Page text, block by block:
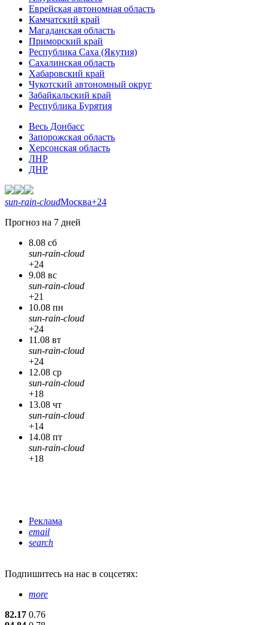
Еврейская автономная область
Камчатский край
Магаданская область
Приморский край
Республика Саха (Якутия)
Сахалинская область
Хабаровский край
Чукотский автономный округ
Забайкальский край
Республика Бурятия
Весь Донбасс
Запорожская область
Херсонская область
ЛНР
ДНР
sun-rain-cloudМосква+24
Прогноз на 7 дней
8.08 сб
sun-rain-cloud
+24
9.08 вс
sun-rain-cloud
+21
10.08 пн
sun-rain-cloud
+24
11.08 вт
sun-rain-cloud
+24
12.08 ср
sun-rain-cloud
+18
13.08 чт
sun-rain-cloud
+14
14.08 пт
sun-rain-cloud
+18
Реклама
email
search
Подпишитесь на нас в соцсетях:
more
82.17 0.76